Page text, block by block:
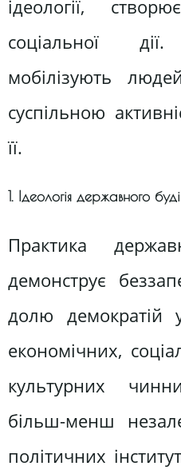
ідеології,
соціальної
мобілізують
суспільною
її.
1. Ідеологія державного
Практика
демонструє
долю демократій
економічних,
культурних
більш-менш
політичних